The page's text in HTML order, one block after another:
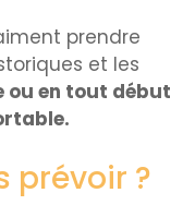
prendre
et les
ou en tout début
prévoir ?